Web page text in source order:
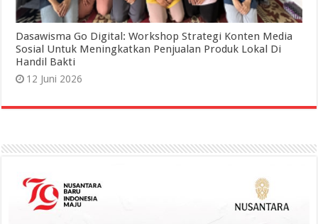
Dasawisma Go Digital: Workshop Strategi Konten Media
Sosial Untuk Meningkatkan Penjualan Produk Lokal Di
Handil Bakti
12 Juni 2026